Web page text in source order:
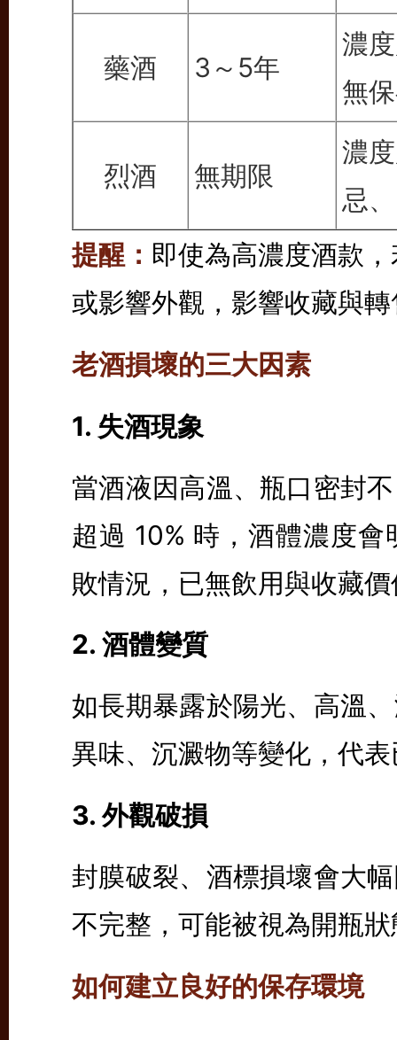
藥酒 3～5年
濃
無
烈酒 無期限
濃
忌
提醒： 即使為高濃度酒款
或影響外觀，影響收藏與
老酒損壞的三大因素
1. 失酒現象
當酒液因高溫、瓶口密封
超過 10% 時，酒體濃度
敗情況，已無飲用與收藏
2. 酒體變質
如長期暴露於陽光、高溫
異味、沉澱物等變化，代
3. 外觀破損
封膜破裂、酒標損壞會大
不完整，可能被視為開瓶
如何建立良好的保存環境